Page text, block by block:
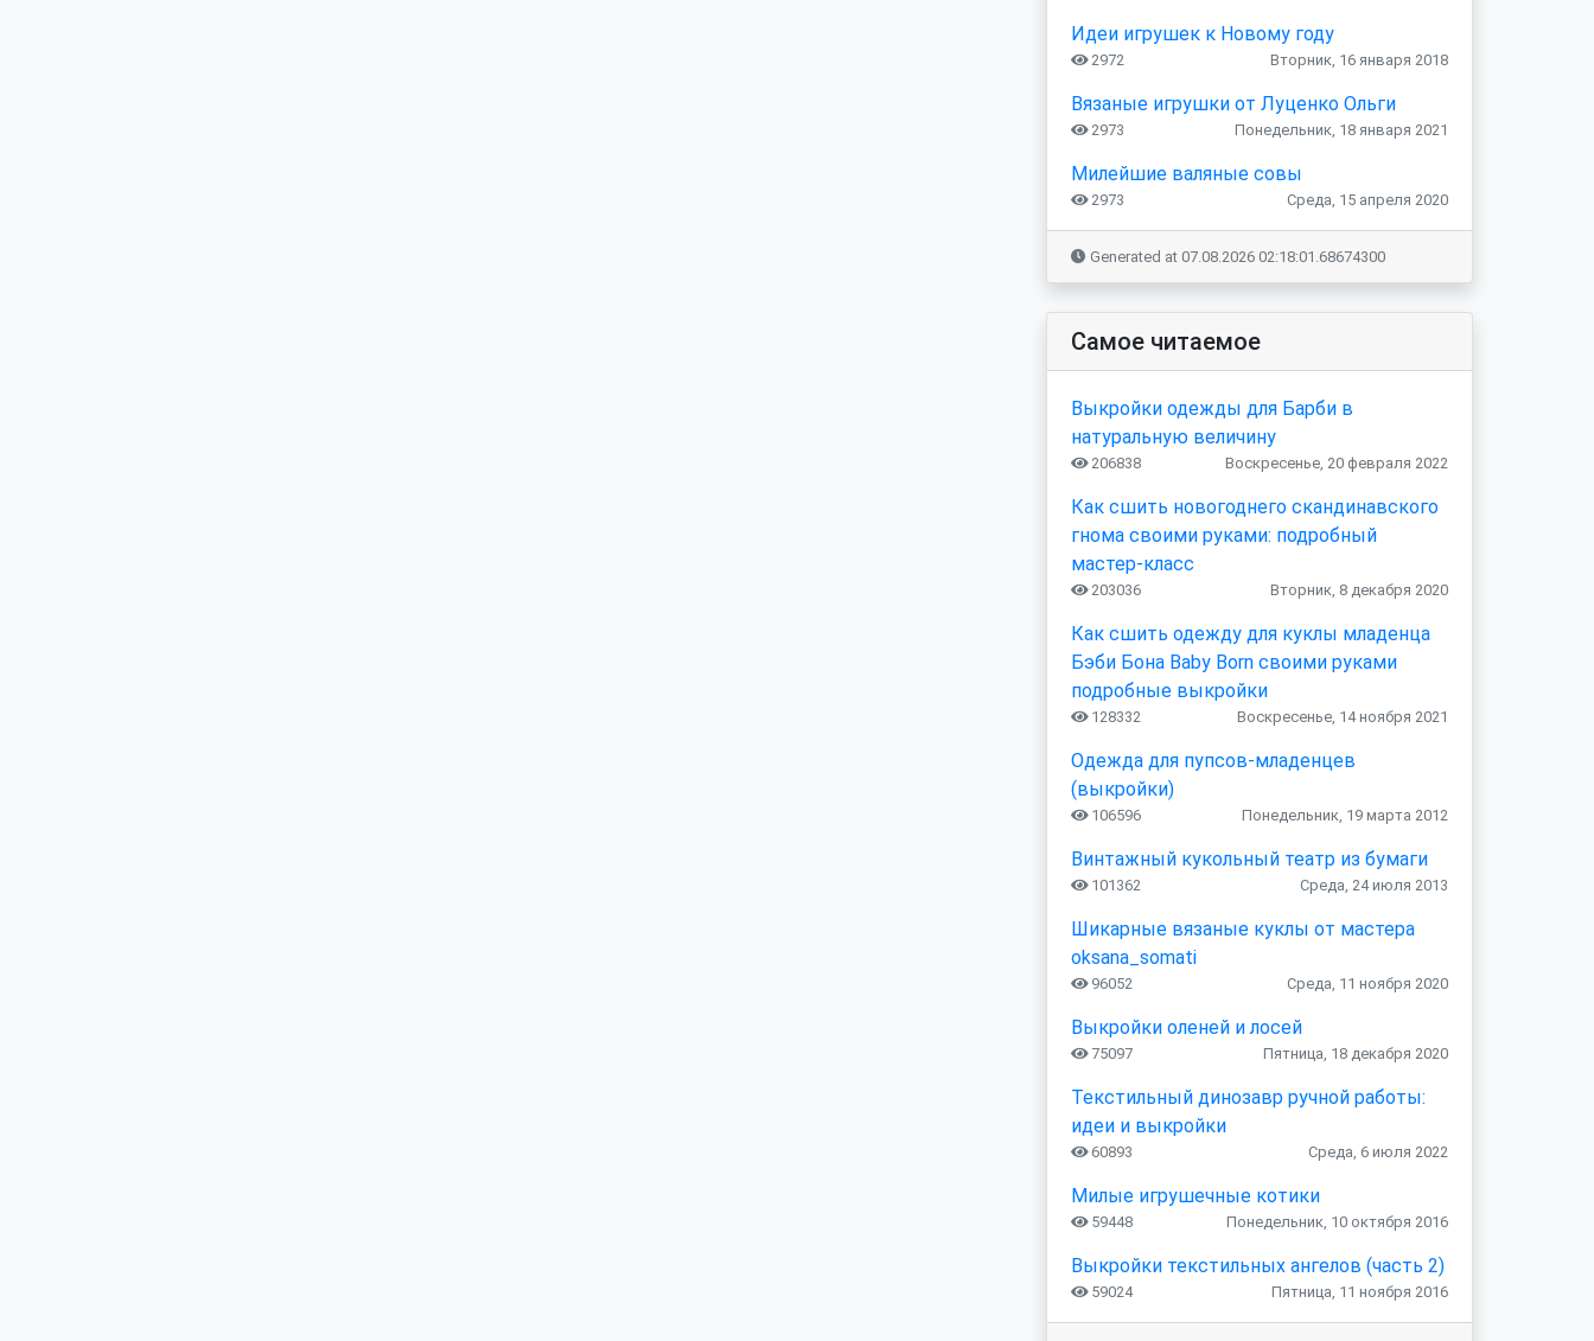
Идеи игрушек к Новому году
2972 Вторник, 16 января 2018
Вязаные игрушки от Луценко Ольги
2973 Понедельник, 18 января 2021
Милейшие валяные совы
2973 Среда, 15 апреля 2020
Generated at 07.08.2026 02:18:01.68674300
Самое читаемое
Выкройки одежды для Барби в
натуральную величину
206838 Воскресенье, 20 февраля 2022
Как сшить новогоднего скандинавского
гнома своими руками: подробный
мастер-класс
203036 Вторник, 8 декабря 2020
Как сшить одежду для куклы младенца
Бэби Бона Baby Born своими руками
подробные выкройки
128332 Воскресенье, 14 ноября 2021
Одежда для пупсов-младенцев
(выкройки)
106596 Понедельник, 19 марта 2012
Винтажный кукольный театр из бумаги
101362 Среда, 24 июля 2013
Шикарные вязаные куклы от мастера
oksana_somati
96052 Среда, 11 ноября 2020
Выкройки оленей и лосей
75097 Пятница, 18 декабря 2020
Текстильный динозавр ручной работы:
идеи и выкройки
60893 Среда, 6 июля 2022
Милые игрушечные котики
59448 Понедельник, 10 октября 2016
Выкройки текстильных ангелов (часть 2)
59024 Пятница, 11 ноября 2016